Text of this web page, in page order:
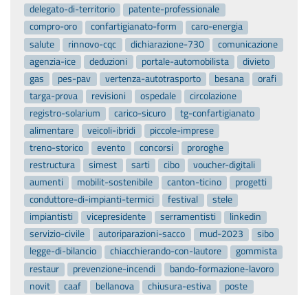
delegato-di-territorio
patente-professionale
compro-oro
confartigianato-form
caro-energia
salute
rinnovo-cqc dichiarazione-730
comunicazione
agenzia-ice
deduzioni portale-automobilista
divieto
gas
pes-pav vertenza-autotrasporto besana
orafi
targa-prova
revisioni ospedale
circolazione
registro-solarium
carico-sicuro
tg-confartigianato
alimentare
veicoli-ibridi
piccole-imprese
treno-storico
evento concorsi
proroghe
restructura
simest sarti cibo
voucher-digitali
aumenti
mobilit-sostenibile canton-ticino
progetti
conduttore-di-impianti-termici
festival
stele
impiantisti
vicepresidente serramentisti
linkedin
servizio-civile
autoriparazioni-sacco mud-2023
sibo
legge-di-bilancio
chiacchierando-con-lautore
gommista
restaur
prevenzione-incendi
bando-formazione-lavoro
novit
caaf bellanova chiusura-estiva
poste